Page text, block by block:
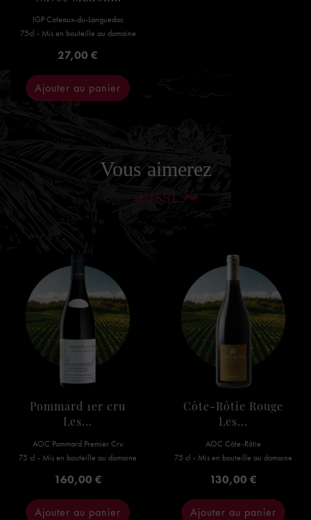
IGP Coteaux-du-Languedoc
75cl - Mis en bouteille au domaine
Prix
27,00 €
Ajouter au panier
Vous aimerez
aussi
Pommard 1er cru
Les...
AOC Pommard Premier Cru
75 cl - Mis en bouteille au domaine
Prix
160,00 €
Ajouter au panier
Côte-Rôtie Rouge
Les...
AOC Côte-Rôtie
75 cl - Mis en bouteille au domaine
Prix
130,00 €
Ajouter au panier